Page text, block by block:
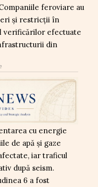
feroviare au
și restricții în
verificărilor efectuate
din
cu energie
de apă și gaze
iar traficul
după seism.
6 a fost